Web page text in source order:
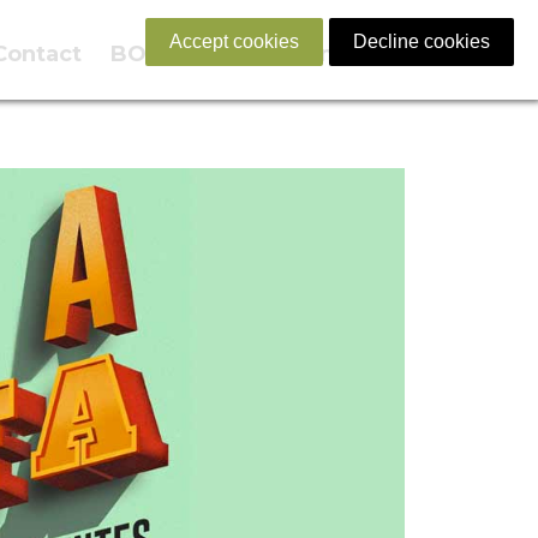
BOOK NOW English
Accept cookies Decline cookies